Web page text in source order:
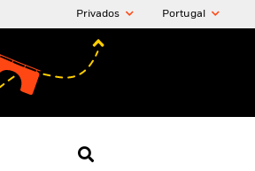
Privados Portugal